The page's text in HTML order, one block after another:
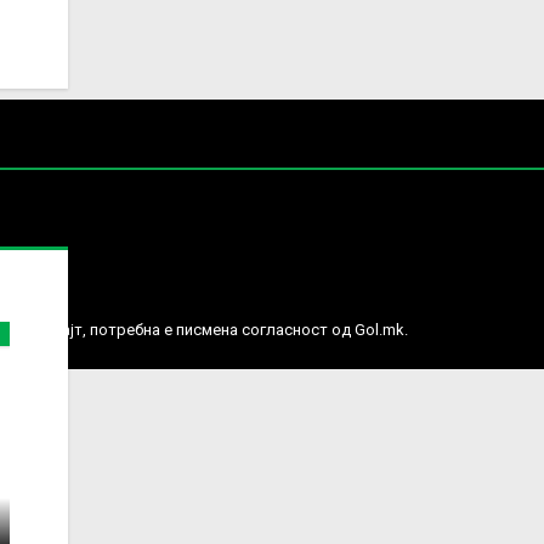
веб сајт, потребна е писмена согласност од Gol.mk.